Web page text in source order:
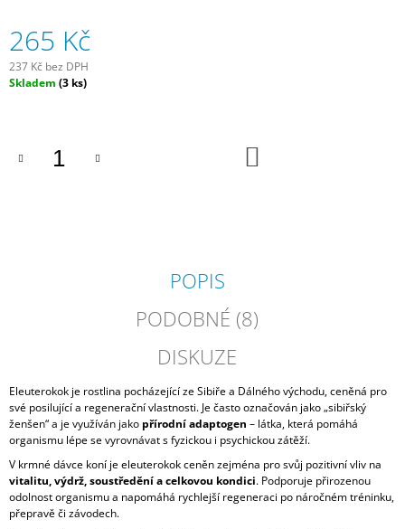
265 Kč
237 Kč bez DPH
Měrná
Skladem (3 ks)
POPIS
PODOBNÉ (8)
DISKUZE
Eleuterokok je rostlina pocházející ze Sibiře a Dálného východu, ceněná pro
své posilující a regenerační vlastnosti. Je často označován jako „sibiřský
ženšen“ a je využíván jako přírodní adaptogen – látka, která pomáhá
organismu lépe se vyrovnávat s fyzickou i psychickou zátěží.
V krmné dávce koní je eleuterokok ceněn zejména pro svůj pozitivní vliv na
vitalitu, výdrž, soustředění a celkovou kondici. Podporuje přirozenou
odolnost organismu a napomáhá rychlejší regeneraci po náročném tréninku,
přepravě či závodech.
R
U
Č
U